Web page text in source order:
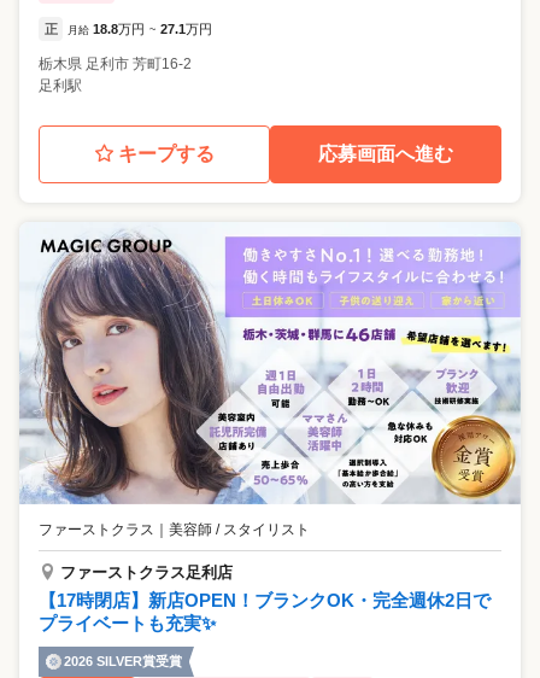
正 月給 18.8万円 ~ 27.1万円
栃木県 足利市 芳町16-2
足利駅
キープする 応募画面へ進む
ファーストクラス 美容師 / スタイリスト
ファーストクラス足利店
【17時閉店】新店OPEN！ブランクOK・完全週休2日で
プライベートも充実✨
2026 SILVER賞受賞